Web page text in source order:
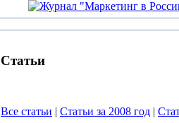
Статьи
Все статьи | Статьи за 2008 год |